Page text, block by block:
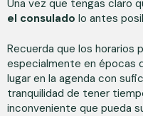
Una vez que tengas claro
el consulado lo antes
Recuerda que los horarios
especialmente en épocas
lugar en la agenda con
tranquilidad de tener
inconveniente que pueda